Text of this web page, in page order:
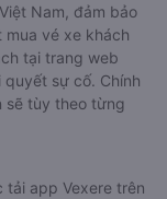
Nam, đảm bảo
vé xe khách
tại trang web
sự cố. Chính
sẽ tùy theo từng
tải app Vexere trên